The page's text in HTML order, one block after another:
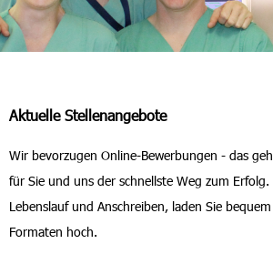
Aktuelle Stellenangebote
Wir bevorzugen Online-Bewerbungen - das
für Sie und uns der schnellste Weg zum
Lebenslauf und Anschreiben, laden Sie
Formaten hoch.